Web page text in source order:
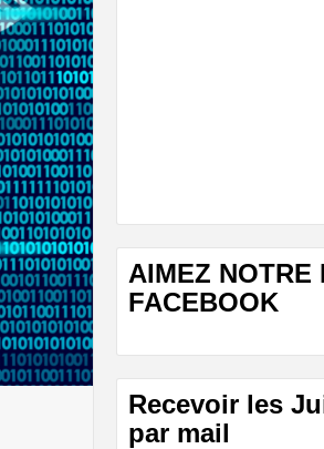
AIMEZ NOTRE
FACEBOOK
Recevoir les
par mail